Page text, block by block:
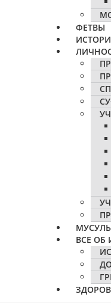
ФЕТВЫ
ВСЕ ОБ